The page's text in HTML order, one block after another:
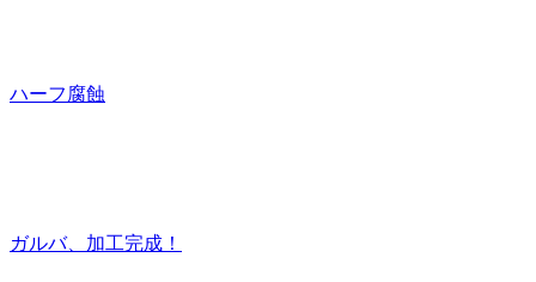
ハーフ腐蝕
ガルバ、加工完成！